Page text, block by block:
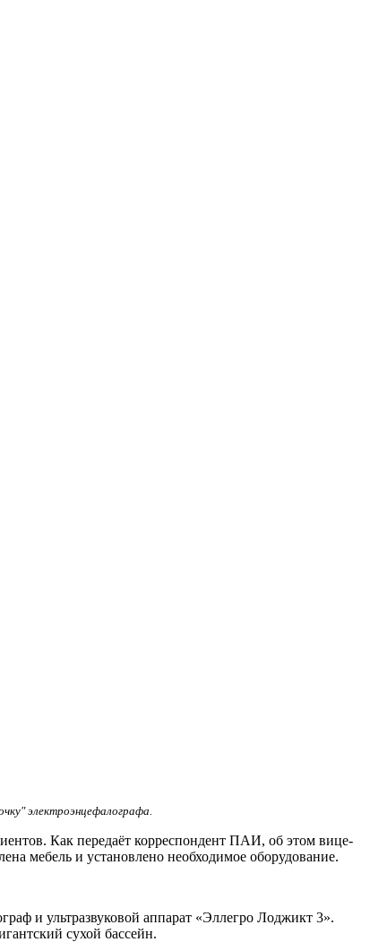
электроэнцефалографа.
Как передаёт корреспондент ПАИ, об этом вице-
мебель и установлено необходимое оборудование.
и ультразвуковой аппарат «Эллегро Лоджикт 3».
сухой бассейн.